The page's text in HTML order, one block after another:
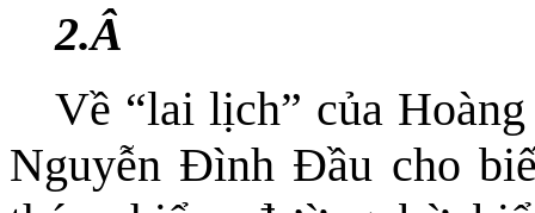
2.Â
Về “lai lịch” của
Nguyễn Đình Đầu cho